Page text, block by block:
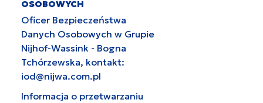
OSOBOWYCH
Oficer Bezpieczeństwa
Danych Osobowych w Grupie
Nijhof-Wassink - Bogna
Tchórzewska, kontakt:
iod@nijwa.com.pl
Informacja o przetwarzaniu